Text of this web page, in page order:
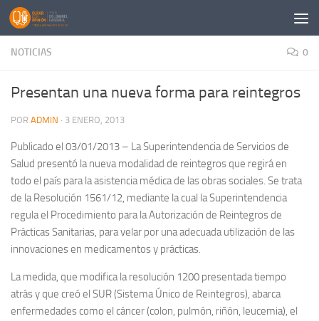
Saltar al contenido
NOTICIAS 0
Presentan una nueva forma para reintegros
POR ADMIN · 3 ENERO, 2013
Publicado el 03/01/2013 – La Superintendencia de Servicios de
Salud presentó la nueva modalidad de reintegros que regirá en
todo el país para la asistencia médica de las obras sociales. Se trata
de la Resolución 1561/12, mediante la cual la Superintendencia
regula el Procedimiento para la Autorización de Reintegros de
Prácticas Sanitarias, para velar por una adecuada utilización de las
innovaciones en medicamentos y prácticas.
La medida, que modifica la resolución 1200 presentada tiempo
atrás y que creó el SUR (Sistema Único de Reintegros), abarca
enfermedades como el cáncer (colon, pulmón, riñón, leucemia), el